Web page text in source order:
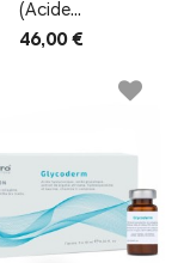
(Acide...
46,00 €